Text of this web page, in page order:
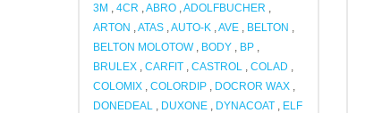
3M 4CR ABRO ADOLFBUCHER
ARTON
ATAS AUTO-K AVE BELTON
BELTON MOLOTOW, BODY BP
BRULEX
CARFIT CASTROL COLAD
COLOMIX
COLORDIP DOCROR WAX
DONEDEAL
DUXONE DYNACOAT
ELF